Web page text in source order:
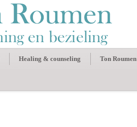
Healing & counseling Ton Roumen